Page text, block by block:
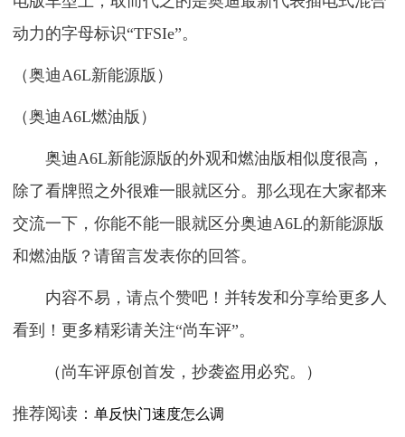
动力的字母标识“TFSIe”。
（奥迪A6L新能源版）
（奥迪A6L燃油版）
奥迪A6L新能源版的外观和燃油版相似度很高，
除了看牌照之外很难一眼就区分。那么现在大家都来
交流一下，你能不能一眼就区分奥迪A6L的新能源版
和燃油版？请留言发表你的回答。
内容不易，请点个赞吧！并转发和分享给更多人
看到！更多精彩请关注“尚车评”。
（尚车评原创首发，抄袭盗用必究。）
推荐阅读：单反快门速度怎么调